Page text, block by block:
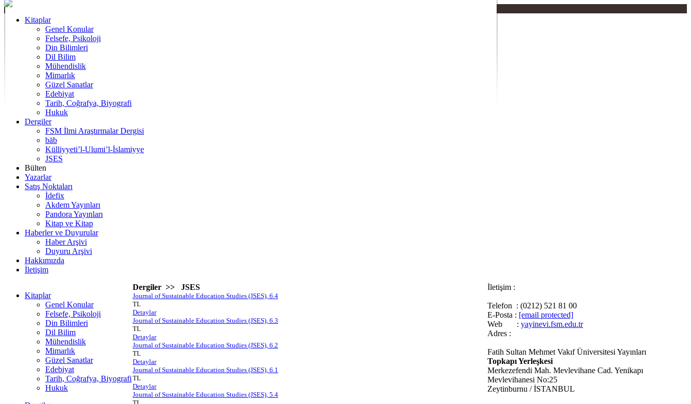
Kitaplar
Genel Konular
Felsefe, Psikoloji
Din Bilimleri
Dil Bilim
Mühendislik
Mimarlık
Güzel Sanatlar
Edebiyat
Tarih, Coğrafya, Biyografi
Hukuk
Dergiler
FSM İlmi Araştırmalar Dergisi
bāb
Külliyyeti’l-Ulumi’l-İslamiyye
JSES
Bülten
Yazarlar
Satış Noktaları
İdefix
Akdem Yayınları
Pandora Yayınları
Kitap ve Kitap
Haberler ve Duyurular
Haber Arşivi
Duyuru Arşivi
Hakkımızda
İletişim
Kitaplar
Genel Konular
Felsefe, Psikoloji
Din Bilimleri
Dil Bilim
Mühendislik
Mimarlık
Güzel Sanatlar
Edebiyat
Tarih, Coğrafya, Biyografi
Hukuk
Dergiler >> JSES
Journal of Sustainable Education Studies (JSES), 6.4
TL
Detaylar
Journal of Sustainable Education Studies (JSES), 6.3
TL
Detaylar
Journal of Sustainable Education Studies (JSES), 6.2
TL
Detaylar
Journal of Sustainable Education Studies (JSES), 6.1
TL
Detaylar
Journal of Sustainable Education Studies (JSES), 5.4
İletişim :
Telefon : (0212) 521 81 00
E-Posta : [email protected]
Web : yayinevi.fsm.edu.tr
Adres :
Fatih Sultan Mehmet Vakıf Üniversitesi Yayınları
Topkapı Yerleşkesi
Merkezefendi Mah. Mevlevihane Cad. Yenikapı
Mevlevihanesi No:25
Zeytinburnu / İSTANBUL